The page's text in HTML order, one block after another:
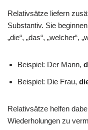
Relativsätze liefern
Substantiv. Sie
„die“, „das“, „welcher“,
Beispiel: Der Mann,
Beispiel: Die Frau,
Relativsätze helfen
Wiederholungen zu